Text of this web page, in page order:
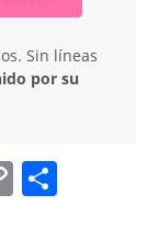
Sin líneas
por su
C